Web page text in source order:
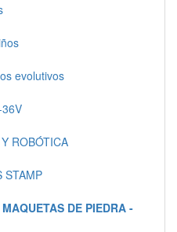
evolutivos
ROBÓTICA
STAMP
DE PIEDRA -